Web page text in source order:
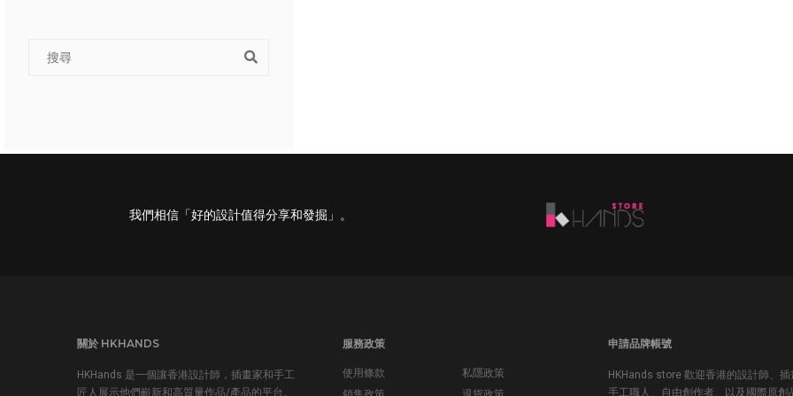
我們相信「好的設計值得分享和發掘」。
關於 HKHANDS
HKHands 是一個讓香港設計師，插畫家和手工
匠人展示他們嶄新和高質量作品/產品的平台。
服務政策
使用條款
私隱政策
申請品牌帳號
HKHands store 歡迎香港的設計師、插
手工職人、自由創作者、以及國際原創